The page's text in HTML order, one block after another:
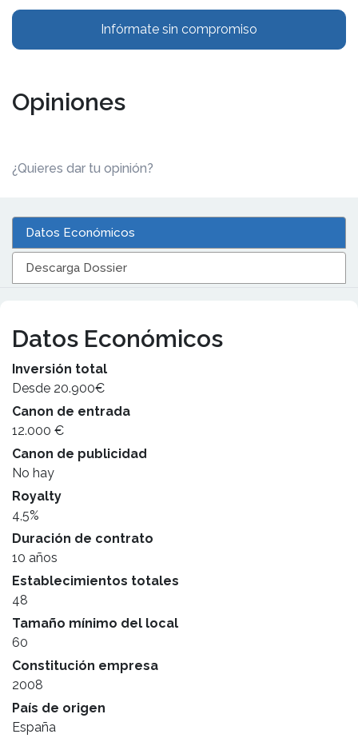
Infórmate sin compromiso
Opiniones
¿Quieres dar tu opinión?
Datos Económicos
Descarga Dossier
Datos Económicos
Inversión total
Desde 20.900€
Canon de entrada
12.000 €
Canon de publicidad
No hay
Royalty
4,5%
Duración de contrato
10 años
Establecimientos totales
48
Tamaño mínimo del local
60
Constitución empresa
2008
País de origen
España